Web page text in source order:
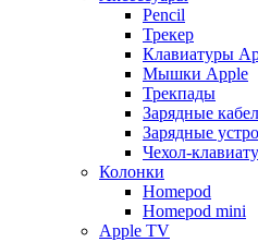
Pencil
Трекер
Клавиатуры
Мышки Apple
Трекпады
Зарядные
Зарядные
Чехол-
Колонки
Homepod
Homepod mini
Apple TV